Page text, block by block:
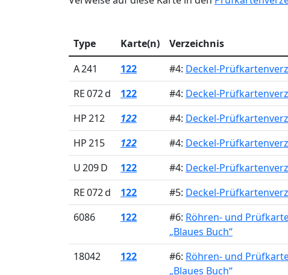
Type Karte(n) Verzeichnis
A 241
122 #4: Deckel-
RE 072 d
122 #4: Deckel-
HP 212
122 #4: Deckel-
HP 215
122 #4: Deckel-
U 209 D
122 #4: Deckel-
RE 072 d
122 #5: Deckel-
6086
122 #6: Röhren- und
„Blaues Buch“
18042 122 #6: Röhren- und
„Blaues Buch“